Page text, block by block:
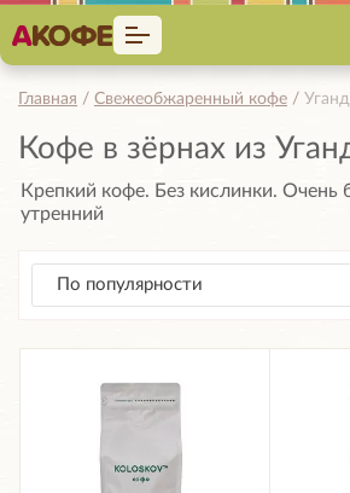
Главная Свежеобжаренный кофе
Кофе в зёрнах из
Крепкий кофе. Без кислинки. Очень
утренний
По популярности